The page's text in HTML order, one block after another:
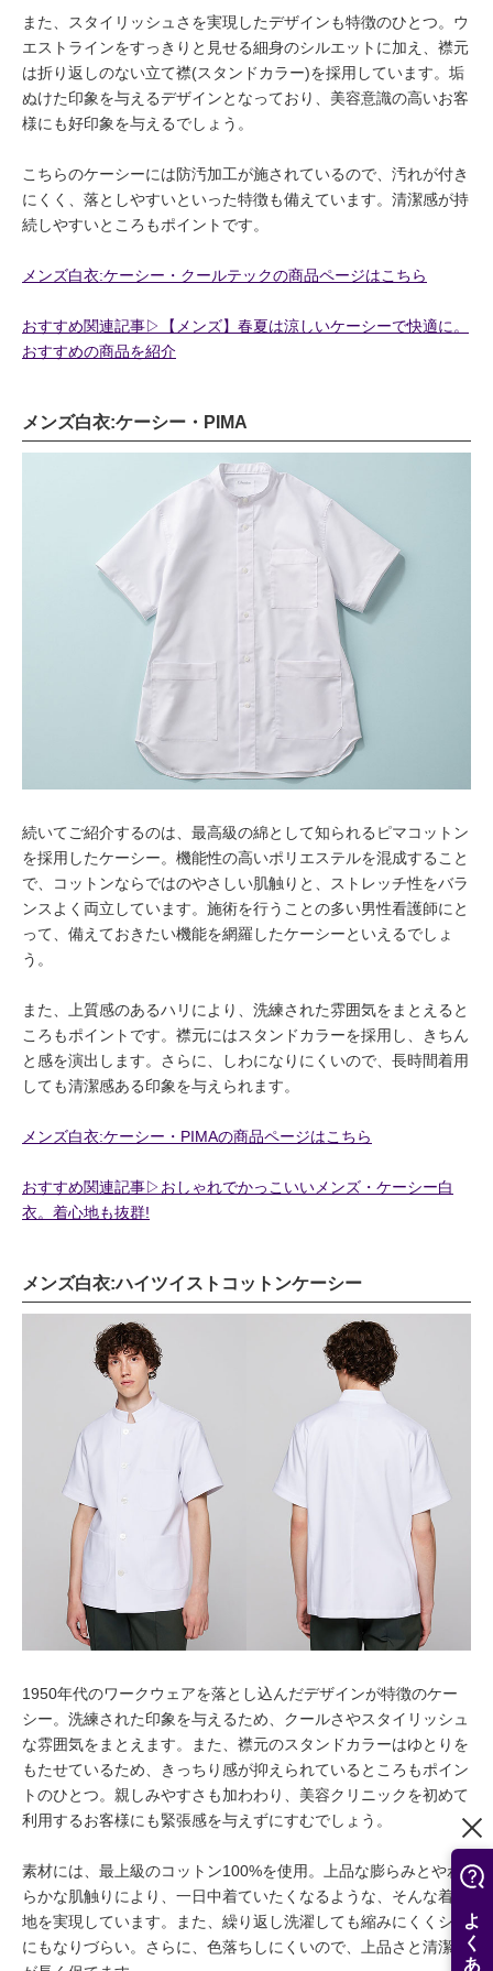
また、スタイリッシュさを実現したデザインも特徴のひとつ。ウ
エストラインをすっきりと見せる細身のシルエットに加え、襟元
は折り返しのない立て襟(スタンドカラー)を採用しています。垢
ぬけた印象を与えるデザインとなっており、美容意識の高いお客
様にも好印象を与えるでしょう。
こちらのケーシーには防汚加工が施されているので、汚れが付き
にくく、落としやすいといった特徴も備えています。清潔感が持
続しやすいところもポイントです。
メンズ白衣:ケーシー・クールテックの商品ページはこちら
おすすめ関連記事▷【メンズ】春夏は涼しいケーシーで快適に。
おすすめの商品を紹介
メンズ白衣:ケーシー・PIMA
続いてご紹介するのは、最高級の綿として知られるピマコットン
を採用したケーシー。機能性の高いポリエステルを混成すること
で、コットンならではのやさしい肌触りと、ストレッチ性をバラ
ンスよく両立しています。施術を行うことの多い男性看護師にと
って、備えておきたい機能を網羅したケーシーといえるでしょ
う。
また、上質感のあるハリにより、洗練された雰囲気をまとえると
ころもポイントです。襟元にはスタンドカラーを採用し、きちん
と感を演出します。さらに、しわになりにくいので、長時間着用
しても清潔感ある印象を与えられます。
メンズ白衣:ケーシー・PIMAの商品ページはこちら
おすすめ関連記事▷おしゃれでかっこいいメンズ・ケーシー白
衣。着心地も抜群!
メンズ白衣:ハイツイストコットンケーシー
1950年代のワークウェアを落とし込んだデザインが特徴のケー
シー。洗練された印象を与えるため、クールさやスタイリッシュ
な雰囲気をまとえます。また、襟元のスタンドカラーはゆとりを
もたせているため、きっちり感が抑えられているところもポイン
トのひとつ。親しみやすさも加わわり、美容クリニックを初めて
利用するお客様にも緊張感を与えずにすむでしょう。
素材には、最上級のコットン100%を使用。上品な膨らみとやわ
らかな肌触りにより、一日中着ていたくなるような、そんな着心
地を実現しています。また、繰り返し洗濯しても縮みにくくシワ
にもなりづらい。さらに、色落ちしにくいので、上品さと清潔感